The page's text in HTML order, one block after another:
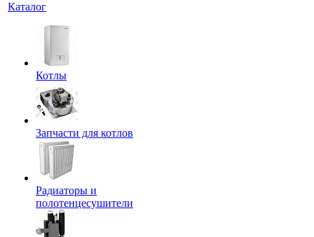
Каталог
Котлы
Запчасти для котлов
Радиаторы и
полотенцесушители